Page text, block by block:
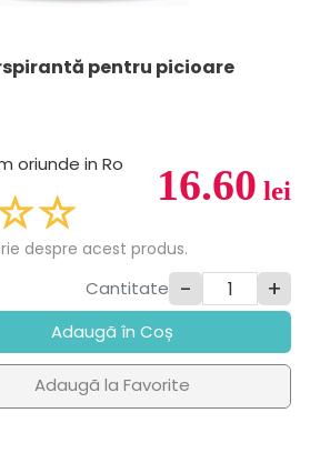
pentru picioare
16.60 lei
oriunde in Ro
despre acest produs.
Cantitate - +
Adaugã în Coș
Adaugã la Favorite